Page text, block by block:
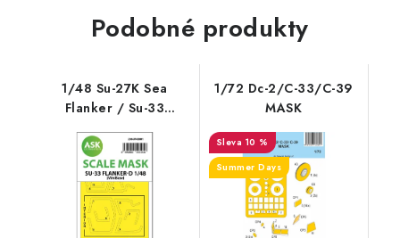
Podobné produkty
1/48 Su-27K Sea
Flanker / Su-33
Flanker D double-
sided painting mask
for Minibase
1/72 Dc-2/C-33/C-39
MASK
10 %
Summer Days